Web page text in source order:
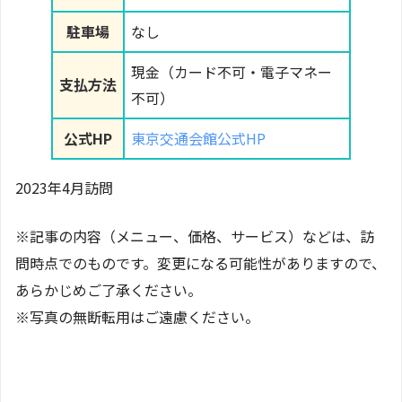
駐車場
なし
支払方法
現金（カード不可・電子マネー
不可）
公式HP
東京交通会館公式HP
2023年4月訪問
※記事の内容（メニュー、価格、サービス）などは、訪
問時点でのものです。変更になる可能性がありますので、
あらかじめご了承ください。
※写真の無断転用はご遠慮ください。